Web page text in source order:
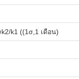
k1 ((1σ,1 เดือน)